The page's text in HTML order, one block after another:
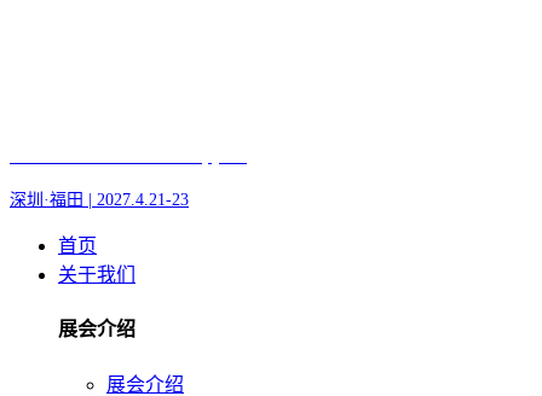
深圳·福田 | 2027.4.21-23
首页
关于我们
展会介绍
展会介绍